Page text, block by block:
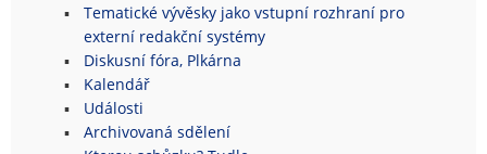
Tematické vývěsky jako vstupní rozhraní pro
externí redakční systémy
Diskusní fóra, Plkárna
Kalendář
Události
Archivovaná sdělení